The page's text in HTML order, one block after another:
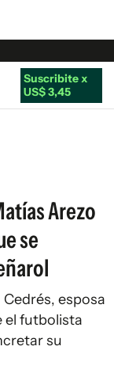
Suscribite x
US$ 3,45
Arezo
se
esposa
el futbolista
su